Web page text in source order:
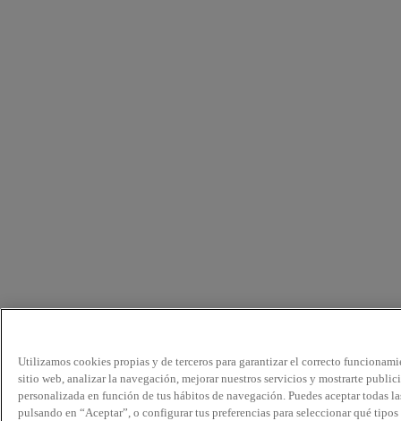
Utilizamos cookies propias y de terceros para garantizar el correcto
sitio web, analizar la navegación, mejorar nuestros servicios y mostrarte
personalizada en función de tus hábitos de navegación. Puedes aceptar todas
pulsando en “Aceptar”, o configurar tus preferencias para seleccionar qué tipos